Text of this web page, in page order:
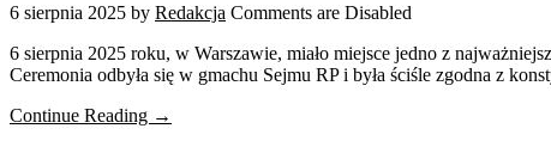
6 sierpnia 2025 by Redakcja Comments are Disabled
6 sierpnia 2025 roku, w Warszawie, miało miejsce jedno z
Ceremonia odbyła się w gmachu Sejmu RP i była ściśle zgodna z
Continue Reading →